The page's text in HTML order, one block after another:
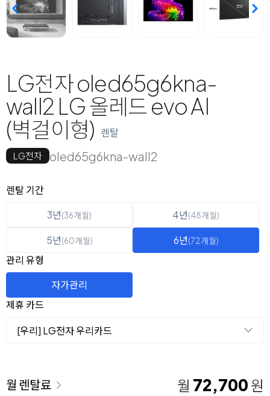
LG전자 oled65g6kna-
wall2 LG 올레드 evo AI
(벽걸이형) 렌탈
LG전자 oled65g6kna-wall2
옵션 선택
렌탈 선택
렌탈 기간
3년(36개월) 4년(48개월)
5년(60개월) 6년(72개월)
관리 유형
자가관리
제휴 카드
[우리] LG전자 우리카드
이용 요금
월 렌탈료 월 72,700 원